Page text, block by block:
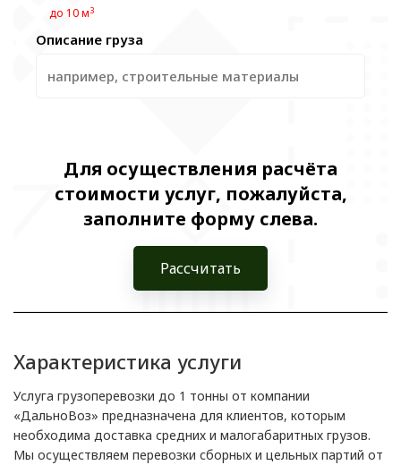
до 10 м3
Описание груза
Для осуществления расчёта
стоимости услуг, пожалуйста,
заполните форму слева.
Рассчитать
Характеристика услуги
Услуга грузоперевозки до 1 тонны от компании
«ДальноВоз» предназначена для клиентов, которым
необходима доставка средних и малогабаритных грузов.
Мы осуществляем перевозки сборных и цельных партий от